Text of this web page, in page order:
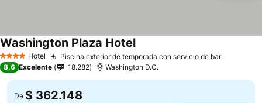
4 EstrellasHotel Piscina exterior de temporada con servicio de bar
Washington Plaza Hotel
8,6 Excelente 18.282 Washington D.C.
De $ 362.148